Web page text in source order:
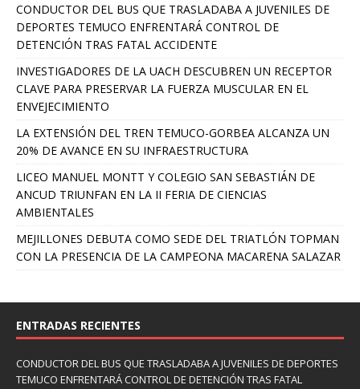
CONDUCTOR DEL BUS QUE TRASLADABA A JUVENILES DE
DEPORTES TEMUCO ENFRENTARÁ CONTROL DE
DETENCIÓN TRAS FATAL ACCIDENTE
INVESTIGADORES DE LA UACH DESCUBREN UN RECEPTOR
CLAVE PARA PRESERVAR LA FUERZA MUSCULAR EN EL
ENVEJECIMIENTO
LA EXTENSIÓN DEL TREN TEMUCO-GORBEA ALCANZA UN
20% DE AVANCE EN SU INFRAESTRUCTURA
LICEO MANUEL MONTT Y COLEGIO SAN SEBASTIÁN DE
ANCUD TRIUNFAN EN LA II FERIA DE CIENCIAS
AMBIENTALES
MEJILLONES DEBUTA COMO SEDE DEL TRIATLÓN TOPMAN
CON LA PRESENCIA DE LA CAMPEONA MACARENA SALAZAR
ENTRADAS RECIENTES
CONDUCTOR DEL BUS QUE TRASLADABA A JUVENILES DE DEPORTES
TEMUCO ENFRENTARÁ CONTROL DE DETENCIÓN TRAS FATAL